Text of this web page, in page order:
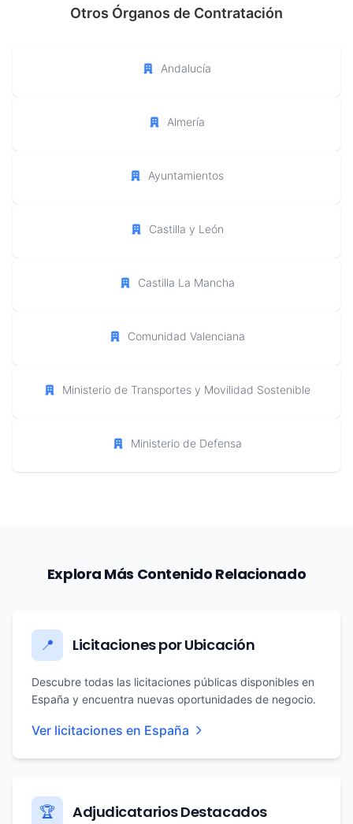
Otros Órganos de Contratación
Andalucía
Almería
Ayuntamientos
Castilla y León
Castilla La Mancha
Comunidad Valenciana
Ministerio de Transportes y Movilidad Sostenible
Ministerio de Defensa
Explora Más Contenido Relacionado
📍 Licitaciones por Ubicación
Descubre todas las licitaciones públicas disponibles en
España y encuentra nuevas oportunidades de negocio.
Ver licitaciones en España
🏆 Adjudicatarios Destacados